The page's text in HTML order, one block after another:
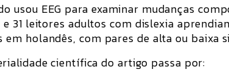
usou EEG para examinar mudanças
e 31 leitores adultos com dislexia
em holandês, com pares de alta ou baixa
científica do artigo passa por: